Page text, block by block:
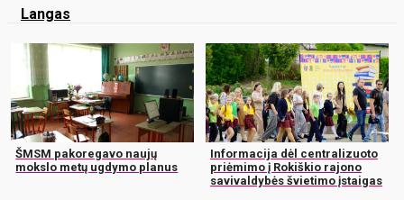
Langas
ŠMSM pakoregavo naujų
mokslo metų ugdymo planus
Informacija dėl centralizuoto
priėmimo į Rokiškio rajono
savivaldybės švietimo įstaigas